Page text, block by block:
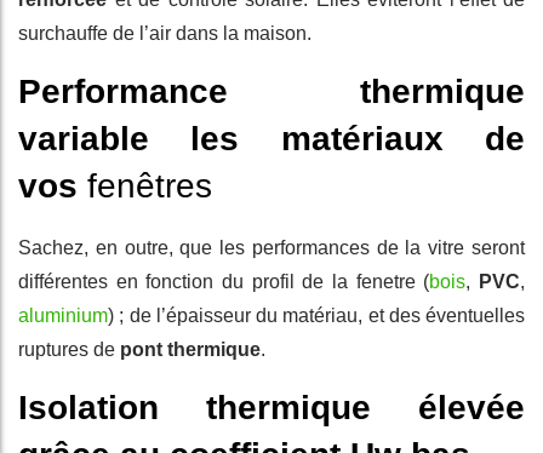
surchauffe de l’air dans la maison.
Performance thermique
variable les matériaux de
vos fenêtres
Sachez, en outre, que les performances de la vitre seront
différentes en fonction du profil de la fenetre (bois, PVC,
aluminium) ; de l’épaisseur du matériau, et des éventuelles
ruptures de pont thermique.
Isolation thermique élevée